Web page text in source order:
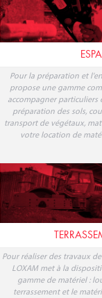
Pour la préparation et
propose une gamme
accompagner particuliers
préparation des sols,
transport de végétaux,
votre location de
Pour réaliser des travaux
LOXAM met à la
gamme de matériel :
terrassement et le